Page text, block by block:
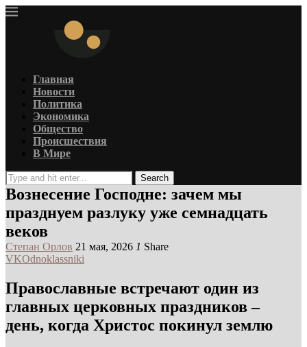
Главная
Новости
Политика
Экономика
Общество
Происшествия
В Мире
Search
Вознесение Господне: зачем мы
празднуем разлуку уже семнадцать
веков
Степан Орлов 21 мая, 2026 1 Share
VKOdnoklassniki
Православные встречают один из
главных церковных праздников –
день, когда Христос покинул землю